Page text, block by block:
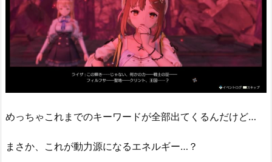
めっちゃこれまでのキーワードが全部出てくるんだけど…
まさか、これが動力源になるエネルギー…？